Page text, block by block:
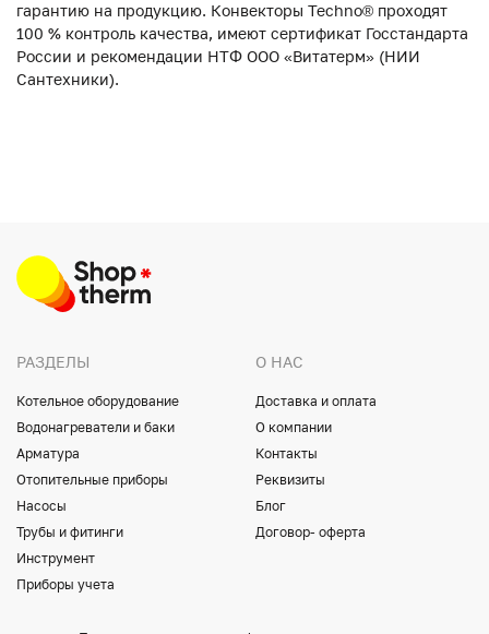
гарантию на продукцию. Конвекторы Techno® проходят
100 % контроль качества, имеют сертификат Госстандарта
России и рекомендации НТФ ООО «Витатерм» (НИИ
Сантехники).
РАЗДЕЛЫ
Котельное оборудование
Водонагреватели и баки
Арматура
Отопительные приборы
Насосы
Трубы и фитинги
Инструмент
Приборы учета
О НАС
Доставка и оплата
О компании
Контакты
Реквизиты
Блог
Договор- оферта